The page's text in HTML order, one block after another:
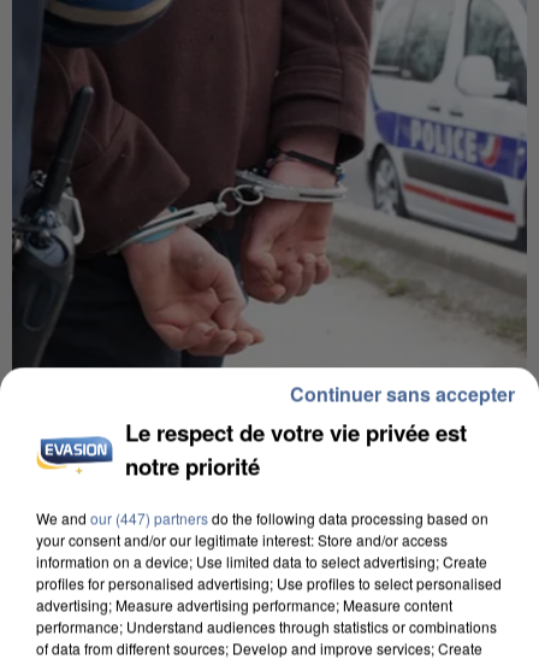
Un second cadre de la DZ Mafia interpellé en
Algérie
quelques jours plus tôt.
Le respect de votre vie privée est
notre priorité
We and our (447) partnersdo the following data processing based on
your consent and/or our legitimate interest: Store and/or access
information on a device; Use limited data to select advertising; Create
profiles for personalised advertising; Use profiles to select personalised
advertising; Measure advertising performance; Measure content
performance; Understand audiences through statistics or combinations
of data from different sources; Develop and improve services; Create
Continuer sans accepter